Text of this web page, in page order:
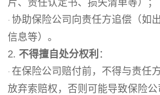
片、责任认定书、损失清单等）；
·协助保险公司向责任方追偿（如
信息等）。
2.不得擅自处分权利 ：
·在保险公司赔付前，不得与责任
放弃索赔权，否则可能导致保险